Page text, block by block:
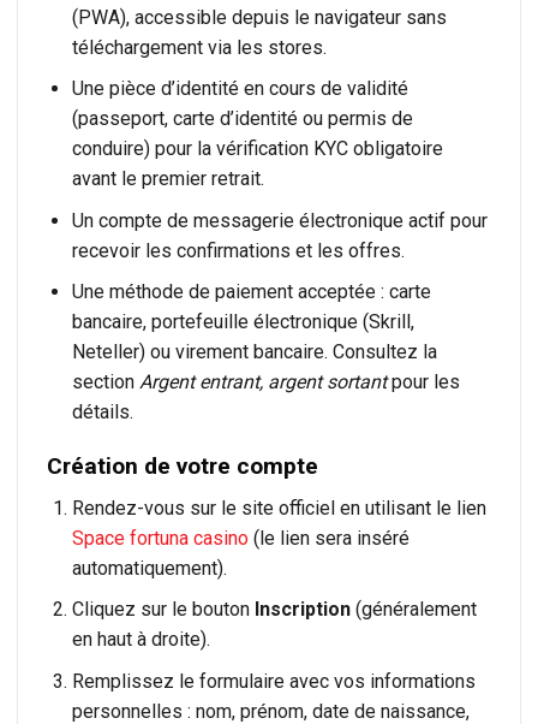
(PWA), accessible depuis le navigateur sans
téléchargement via les stores.
Une pièce d’identité en cours de validité
(passeport, carte d’identité ou permis de
conduire) pour la vérification KYC obligatoire
avant le premier retrait.
Un compte de messagerie électronique actif pour
recevoir les confirmations et les offres.
Une méthode de paiement acceptée : carte
bancaire, portefeuille électronique (Skrill,
Neteller) ou virement bancaire. Consultez la
section Argent entrant, argent sortantpour les
détails.
Création de votre compte
Rendez-vous sur le site officiel en utilisant le lien
Space fortuna casino(le lien sera inséré
automatiquement).
Cliquez sur le bouton Inscription(généralement
en haut à droite).
Remplissez le formulaire avec vos informations
personnelles : nom, prénom, date de naissance,